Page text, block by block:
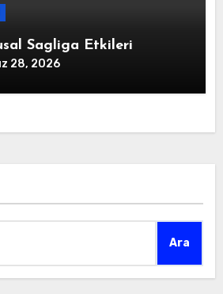
Sagliga Etkileri
28, 2026
Ara